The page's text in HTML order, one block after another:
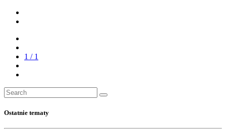
1 / 1
Ostatnie tematy